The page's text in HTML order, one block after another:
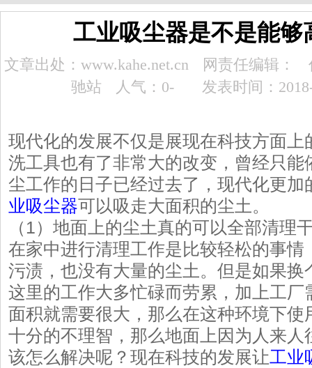
工业吸尘器是不是能够
文章出处：www.kahe.net.cn 网责任编辑：
驰站
人气：0- 发表时间：
现代化的发展不仅是展现在科技方面上
洗工具也有了非常大的改变，曾经只能
尘工作的日子已经过去了，现代化更加
业吸尘器可以吸走大面积的尘土。
（1）地面上的尘土真的可以全部清理
在家中进行清理工作是比较轻松的事情
污渍，也没有大量的尘土。但是如果换
这里的工作大多忙碌而劳累，加上工厂
面积就需要很大，那么在这种环境下使
十分的不理智，那么地面上因为人来人
该怎么解决呢？现在科技的发展让工业